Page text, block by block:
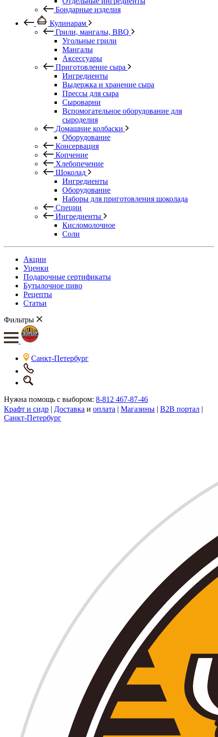
Бондарные изделия
Кулинарам
Грили, мангалы, BBQ
Угольные грили
Мангалы
Аксессуары
Приготовление сыра
Ингредиенты
Выдержка и хранение сыра
Прессы для сыра
Сыроварни
Вспомогательное оборудование для
сыроделия
Домашние колбаски
Оборудование
Консервация
Копчение
Хлебопечение
Шоколад
Ингредиенты
Оборудование
Наборы для приготовления шоколада
Специи
Ингредиенты
Кисломолочное
Соли
Акции
Уценки
Подарочные сертификаты
Бутылочное пиво
Рецепты
Статьи
Фильтры
Санкт-Петербург
Нужна помощь с выбором: 8-812 467-87-46
Крафт и сидр | Доставка и оплата | Магазины | B2B портал |
Санкт-Петербург